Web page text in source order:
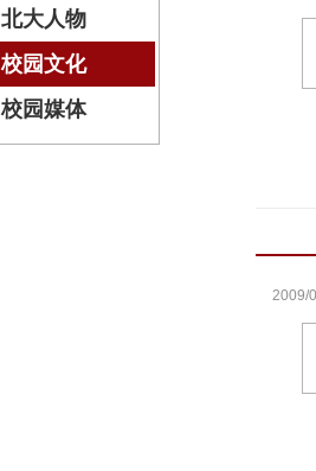
北大人物
校园文化
校园媒体
2009/